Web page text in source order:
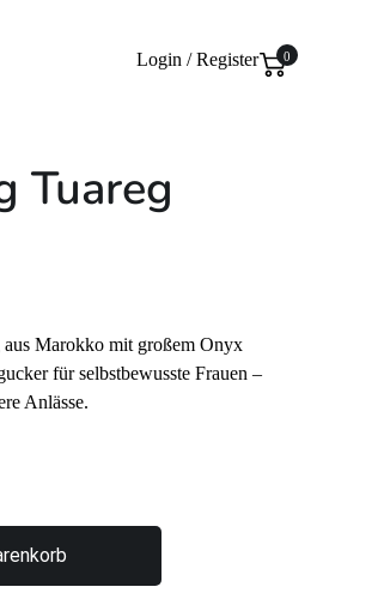
Login / Register 0
Tuareg
Marokko mit großem Onyx
für selbstbewusste Frauen –
Anlässe.